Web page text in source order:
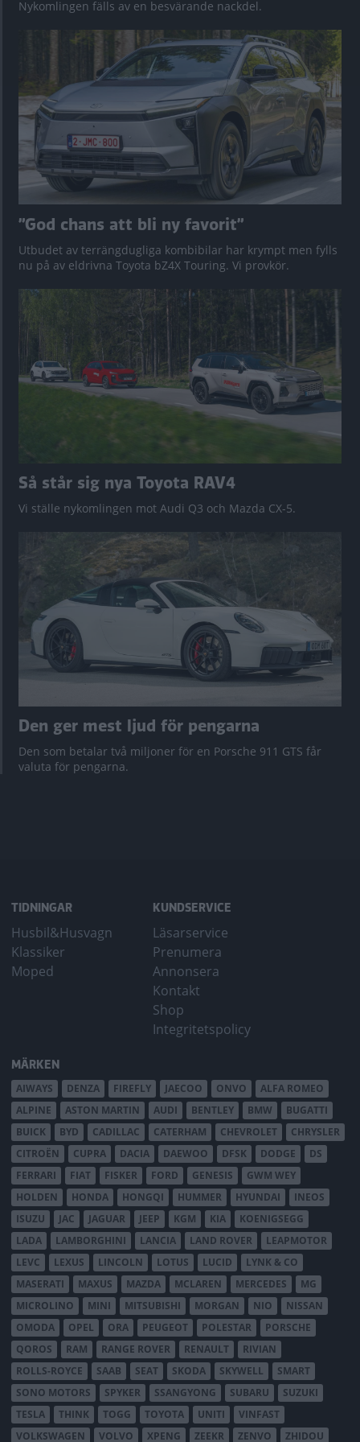
Nykomlingen fälls av en besvärande nackdel.
”God chans att bli ny favorit”
Utbudet av terrängdugliga kombibilar har krympt men fylls
nu på av eldrivna Toyota bZ4X Touring. Vi provkör.
Så står sig nya Toyota RAV4
Vi ställe nykomlingen mot Audi Q3 och Mazda CX-5.
Den ger mest ljud för pengarna
Den som betalar två miljoner för en Porsche 911 GTS får
valuta för pengarna.
TIDNINGAR
Husbil&Husvagn
Klassiker
Moped
KUNDSERVICE
Läsarservice
Prenumera
Annonsera
Kontakt
Shop
Integritetspolicy
MÄRKEN
AIWAYS DENZA FIREFLY JAECOO ONVO
ALFA ROMEO
ALPINE
ASTON MARTIN AUDI BENTLEY BMW
BUGATTI
BUICK
BYD CADILLAC CATERHAM CHEVROLET
CHRYSLER
CITROËN
CUPRA DACIA DAEWOO DFSK DODGE
DS
FERRARI
FIAT FISKER FORD GENESIS
GWM WEY
HOLDEN
HONDA HONGQI HUMMER HYUNDAI
INEOS
ISUZU
JAC JAGUAR JEEP KGM KIA
KOENIGSEGG
LADA
LAMBORGHINI LANCIA LAND ROVER
LEAPMOTOR
LEVC
LEXUS LINCOLN LOTUS LUCID
LYNK & CO
MASERATI
MAXUS MAZDA MCLAREN MERCEDES
MG
MICROLINO
MINI MITSUBISHI MORGAN NIO
NISSAN
OMODA
OPEL ORA PEUGEOT POLESTAR
PORSCHE
QOROS
RAM RANGE ROVER RENAULT
RIVIAN
ROLLS-ROYCE
SAAB SEAT SKODA SKYWELL
SMART
SONO MOTORS
SPYKER SSANGYONG SUBARU
SUZUKI
TESLA
THINK TOGG TOYOTA UNITI
VINFAST
VOLKSWAGEN
VOLVO XPENG ZEEKR ZENVO ZHIDOU